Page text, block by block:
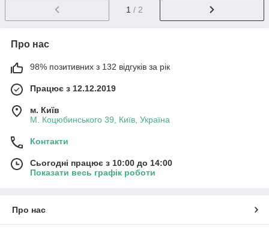
1 / 2
Про нас
98% позитивних з 132 відгуків за рік
Працює з 12.12.2019
м. Київ
М. Коцюбинського 39, Київ, Україна
Контакти
Сьогодні працює з 10:00 до 14:00
Показати весь графік роботи
Про нас